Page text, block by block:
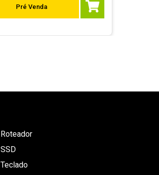
Pré Venda
Roteador
SSD
Teclado